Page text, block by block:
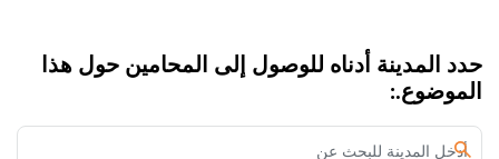
حدد المدينة أدناه للوصول إلى المحامين حول هذا
الموضوع.: